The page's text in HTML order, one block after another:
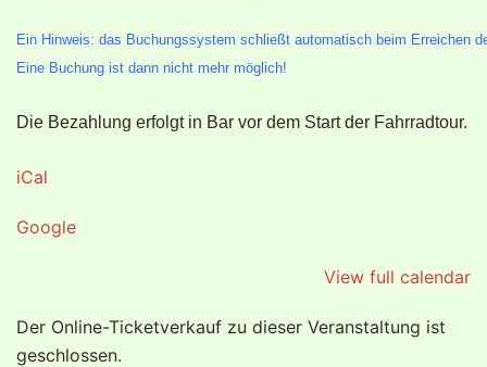
Ein Hinweis: das Buchungssystem schließt automatisch beim Erreichen
Eine Buchung ist dann nicht mehr möglich!
Die Bezahlung erfolgt in Bar vor dem Start der Fahrradtour.
iCal
Google
View full calendar
Der Online-Ticketverkauf zu dieser Veranstaltung ist
geschlossen.